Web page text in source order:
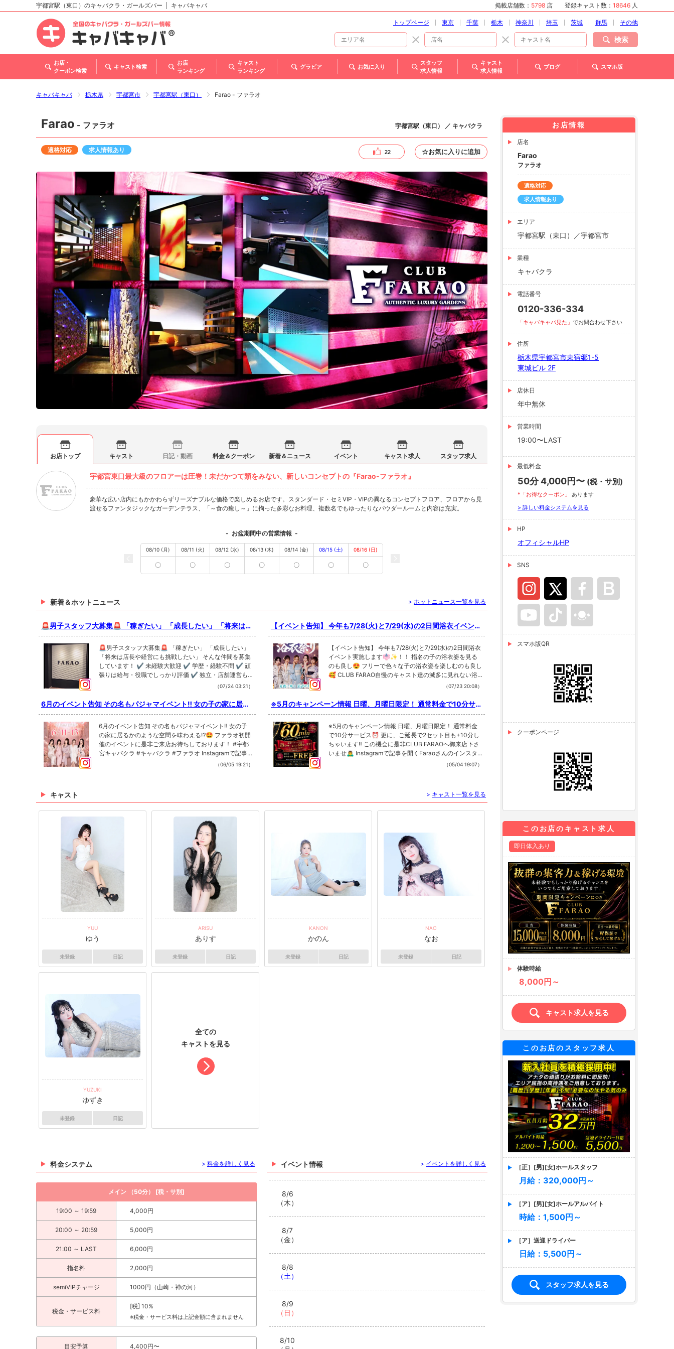
北海道
東北
甲信越・北陸
関西
宇都宮駅（東口）のキャバクラ・ガールズバー キャバキャバ 掲載店舗数： 5798 店 登録キャスト数： 18646 人
トップページ 東京 千葉 栃木 神奈川 埼玉 茨城 群馬 その他
検索
お店・
クーポン検索
キャスト検索
お店
ランキング
キャスト
ランキング
グラビア お気に入り
スタッフ
求人情報
キャスト
求人情報
ブログ スマホ版
キャバキャバ 栃木県 宇都宮市 宇都宮駅（東口） Farao - ファラオ
Farao - ファラオ 宇都宮駅（東口） ／ キャバクラ
適格対応 求人情報あり 22 ☆お気に入りに追加
お店トップ キャスト 日記・動画 料金＆クーポン 新着＆ニュース イベント キャスト求人 スタッフ求人
宇都宮東口最大級のフロアーは圧巻！未だかつて類をみない、新しいコンセプトの『Farao-ファラオ』
豪華な広い店内にもかかわらずリーズナブルな価格で楽しめるお店です。スタンダード・セミVIP・VIPの異なるコンセプトフロア、フロアから見
渡せるファンタジックなガーデンテラス、「～食の癒し～」に拘った多彩なお料理、複数名でもゆったりなパウダールームと内容は充実。
- お盆期間中の営業情報 -
08/10 (月)
〇
08/11 (火)
〇
08/12 (水)
〇
08/13 (木)
〇
08/14 (金)
〇
08/15 (土)
〇
08/16 (日)
〇
新着＆ホットニュース > ホットニュース一覧を見る
🚨男子スタッフ大募集🚨 「稼ぎたい」 「成長したい」 「将来は店
長や経営にも挑戦したい」 そんな仲間を募集しています！ ✔ 未経
験大歓迎 ✔ 学歴・経験不問 ✔ 頑張りは給与・役職でしっかり評
価 ✔ 独立・店舗運営も目指せる環境 同世代より一歩先を目指した
い人、今の環境を変えたい人はぜひ一度話を聞きに来てください！
📩 DMからお気軽にお問い合わせください！ ご応募お待ちしてい
ます！ #求人 #スタッフ募集 #正社員募集 #ナイトワーク #宇都宮
求人 小山求人 高収入 未経験歓迎 転職 幹部候補
🚨男子スタッフ大募集🚨 「稼ぎたい」 「成長したい」
「将来は店長や経営にも挑戦したい」 そんな仲間を募集
しています！ ✔ 未経験大歓迎 ✔ 学歴・経験不問 ✔ 頑
張りは給与・役職でしっかり評価 ✔ 独立・店舗運営も
DMからお気軽にお問い合わせください！ ご応募お待ち
しています！ #求人 #スタッフ募集 #正社員募集 #ナイ
幹部候補 Instagramで記事を開くFaraoさんのインスタの
フォローといいね！もお願いします❤︎
（07/24 03:21）
【イベント告知】 今年も7/28(火)と7/29(水)の2日間浴衣イベント
実施します👘✨！！ 指名の子の浴衣姿を見るのも良し😍 フリーで
色々な子の浴衣姿を楽しむのも良し🥰 CLUB FARAO自慢のキャス
ト達の滅多に見れない浴衣姿をぜひ見に来てください💖 ご来店心
よりお待ちしております🙇 詳しくはDM お電話ください！ TEL01
20-336-334 #宇都宮 #宇都宮ファラオ #キャバクラ #浴衣イベン
ト #イベント告知 夜職 黒服 キャバクラ体験 キャバクラ求人
【イベント告知】 今年も7/28(火)と7/29(水)の2日間浴衣
イベント実施します👘✨！！ 指名の子の浴衣姿を見る
のも良し😍 フリーで色々な子の浴衣姿を楽しむのも良し
🥰 CLUB FARAO自慢のキャスト達の滅多に見れない浴
36-334 #宇都宮 #宇都宮ファラオ #キャバクラ #浴衣イ
フォローといいね！もお願いします❤︎
（07/23 20:08）
6月のイベント告知 その名もパジャマイベント‼️ 女の子の家に居る
かのような空間を味わえる⁉️🤩 ファラオ初開催のイベントに是非
ご来店お待ちしております！ #宇都宮キャバクラ#キャバクラ#ファ
ラオ
6月のイベント告知 その名もパジャマイベント‼️ 女の子
の家に居るかのような空間を味わえる⁉️🤩 ファラオ初開
催のイベントに是非ご来店お待ちしております！ #宇都
宮キャバクラ #キャバクラ #ファラオ Instagramで記事
を開くFaraoさんのインスタのフォローといいね！もお
（06/05 19:21）
※5月のキャンペーン情報 日曜、月曜日限定！ 通常料金で10分サー
ビス⏰ 更に、ご延長で2セット目も+10分しちゃいます‼️ この機会
に是非CLUB FARAOへ御来店下さいませ🙇‍♂️
※5月のキャンペーン情報 日曜、月曜日限定！ 通常料金
で10分サービス⏰ 更に、ご延長で2セット目も+10分し
ちゃいます‼️ この機会に是非CLUB FARAOへ御来店下さ
いませ🙇‍♂️ Instagramで記事を開くFaraoさんのインスタ
（05/04 19:07）
キャスト > キャスト一覧を見る
YUU
ゆう
未登録 日記
ARISU
ありす
未登録 日記
KANON
かのん
未登録 日記
NAO
なお
未登録 日記
YUZUKI
ゆずき
未登録 日記
全ての
キャストを見る
イベント情報 > イベントを詳しく見る
8/6
（木）
8/7
（金）
8/8
（土）
8/9
（日）
8/10
料金システム > 料金を詳しく見る
メイン （50分） [税・サ別]
19:00 ～ 19:59 4,000円
20:00 ～ 20:59 5,000円
21:00 ～ LAST 6,000円
指名料 2,000円
semiVIPチャージ 1000円（山崎・神の河）
税金・サービス料
[税] 10%
※税金・サービス料は上記金額に含まれません
目安予算 4,400円〜
お店情報
店名
Farao
ファラオ
適格対応
求人情報あり
エリア
宇都宮駅（東口）／宇都宮市
業種
キャバクラ
電話番号
0120-336-334
「キャバキャバ見た」 でお問合わせ下さい
住所
栃木県宇都宮市東宿郷1-5
東城ビル 2F
店休日
年中無休
営業時間
19:00〜LAST
最低料金
50分 4,000円〜 (税・サ別)
*「お得なクーポン」 あります
> 詳しい料金システムを見る
HP
オフィシャルHP
SNS
スマホ版QR
クーポンページ
このお店のキャスト求人
即日体入あり
体験時給
8,000円～
キャスト求人を見る
このお店のスタッフ求人
［正］[男][女]ホールスタッフ
月給：320,000円～
［ア］[男][女]ホールアルバイト
時給：1,500円～
［ア］送迎ドライバー
日給：5,500円～
スタッフ求人を見る